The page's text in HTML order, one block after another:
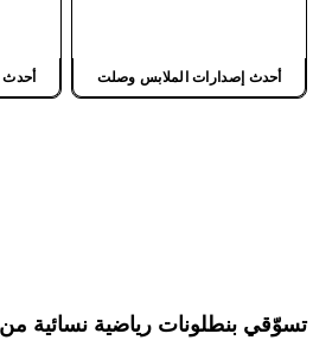
أحدث إصدارات الملابس وصلت أحدث
تسوّقي بنطلونات رياضية نسائية من Myprotein